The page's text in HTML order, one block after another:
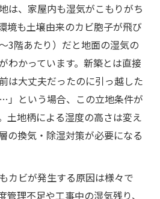
は、家屋内も湿気がこもりがち
境も土壌由来のカビ胞子が飛び
3階あたり）だと地面の湿気の
わかっています。新築とは直接
は大丈夫だったのに引っ越した
」という場合、この立地条件が
土地柄による湿度の高さは変え
の換気・除湿対策が必要になる
カビが発生する原因は様々で
管理不足や工事中の湿気残り、